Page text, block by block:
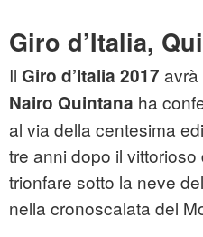
Giro d’Italia,
Il Giro d’Italia 2017 avrà
Nairo Quintana ha
al via della centesima
tre anni dopo il
trionfare sotto la neve
nella cronoscalata del